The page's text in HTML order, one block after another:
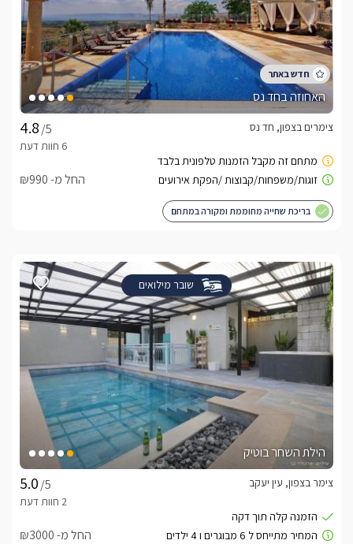
האחוזה בחד נס
/5
צימרים בצפון, חד נס
החל מ- ₪990
בריכת שחייה מחוממת ומקורה במתחם
שובר מילואים
הילת השחר בוטיק
/5
צימר בצפון, עין יעקב
החל מ- ₪3000